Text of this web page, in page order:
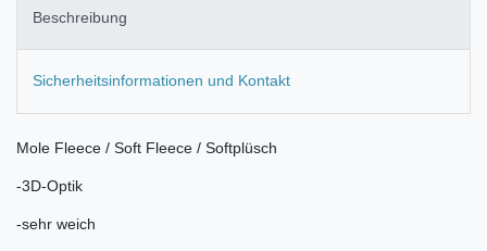
Beschreibung
Sicherheitsinformationen und Kontakt
Mole Fleece / Soft Fleece / Softplüsch
-3D-Optik
-sehr weich